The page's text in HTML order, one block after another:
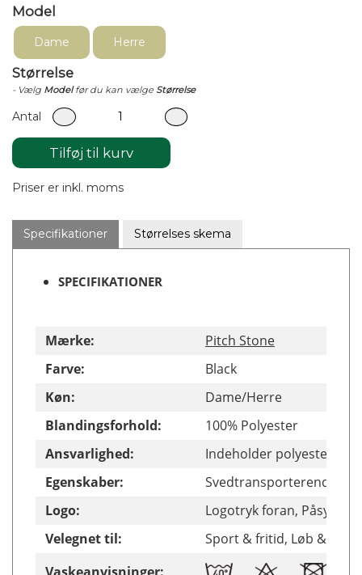
Model
Dame Herre
Størrelse
- Vælg Modelfør du kan vælge Størrelse
Antal
Tilføj til kurv
Priser er inkl. moms
Specifikationer Størrelses skema
SPECIFIKATIONER
Mærke:
Pitch Stone
Farve:
Black
Køn:
Dame/Herre
Blandingsforhold:
100% Polyester
Ansvarlighed:
Indeholder polyester
Egenskaber:
Svedtransporterende,
Logo:
Logotryk foran, Påsyet
Velegnet til:
Sport & fritid, Løb &